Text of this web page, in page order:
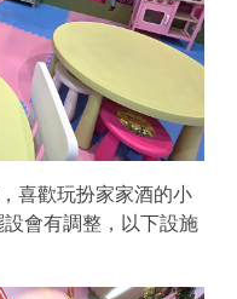
喜歡玩扮家家酒的小
會有調整，以下設施